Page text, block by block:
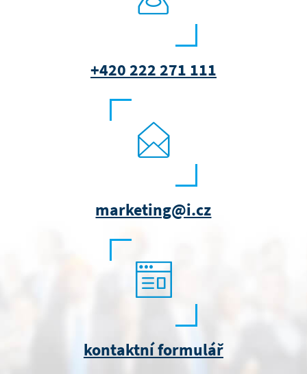
+420 222 271 111
marketing@i.cz
kontaktní formulář